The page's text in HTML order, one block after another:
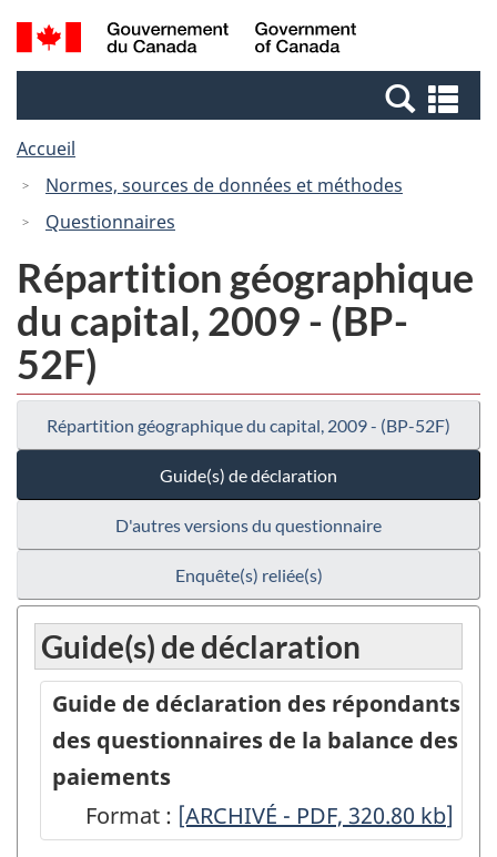
Passer
au
Passer
à
Canada
Recherche
et
et
Accueil
Normes, sources de données et méthodes
Questionnaires
Répartition géographique
du capital, 2009 - (BP-
52F)
Répartition géographique du capital, 2009 - (BP-52F)
Guide(s) de déclaration
D'autres versions du questionnaire
Enquête(s) reliée(s)
Guide(s) de déclaration
Guide de déclaration des répondants
des questionnaires de la balance des
paiements
Format : -[ARCHIVÉ - PDF, 320.80 kb]